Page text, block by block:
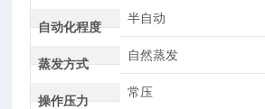
自动化程度
半自动
蒸发方式
自然蒸发
操作压力
常压